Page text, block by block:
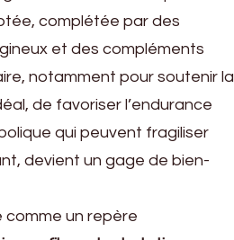
complétée par des
et des compléments
notamment pour soutenir la
de favoriser l’endurance
qui peuvent fragiliser
devient un gage de bien-
comme un repère